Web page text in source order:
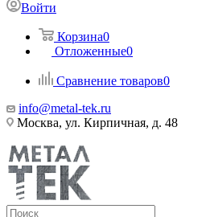
Войти
Корзина0
Отложенные0
Сравнение товаров0
info@metal-tek.ru
Москва, ул. Кирпичная, д. 48